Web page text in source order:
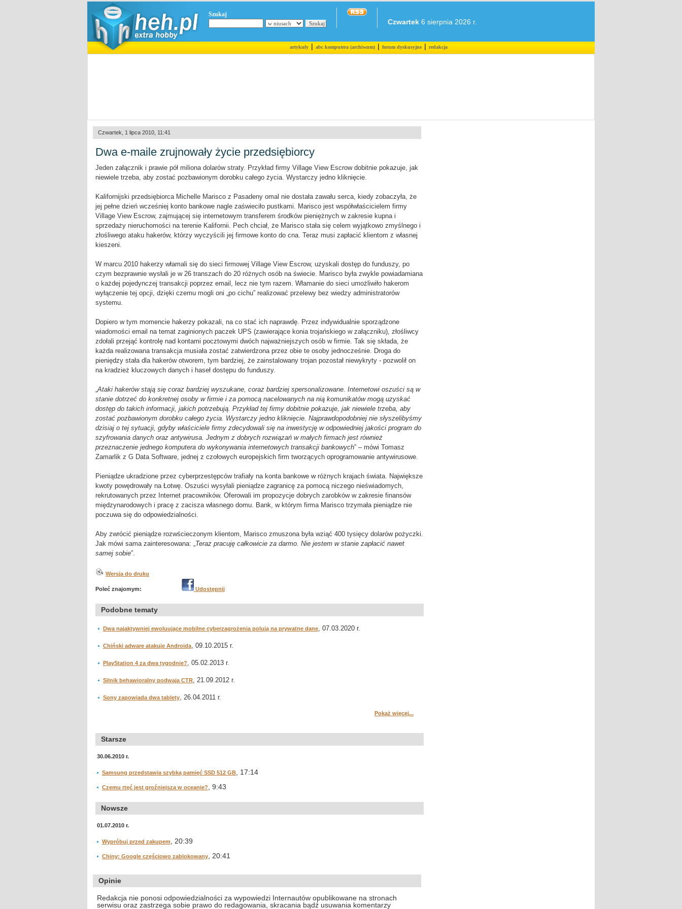
Szukaj
Czwartek 6 sierpnia 2026 r.
artykuły|abc komputera (archiwum)|forum dyskusyjne|redakcja
Czwartek, 1 lipca 2010, 11:41
Dwa e-maile zrujnowały życie przedsiębiorcy
Jeden załącznik i prawie pół miliona dolarów straty. Przykład firmy Village View Escrow dobitnie pokazuje, jak
niewiele trzeba, aby zostać pozbawionym dorobku całego życia. Wystarczy jedno kliknięcie.
Kalifornijski przedsiębiorca Michelle Marisco z Pasadeny omal nie dostała zawału serca, kiedy zobaczyła, że
jej pełne dzień wcześniej konto bankowe nagle zaświeciło pustkami. Marisco jest współwłaścicielem firmy
Village View Escrow, zajmującej się internetowym transferem środków pieniężnych w zakresie kupna i
sprzedaży nieruchomości na terenie Kalifornii. Pech chciał, że Marisco stała się celem wyjątkowo zmyślnego i
złośliwego ataku hakerów, którzy wyczyścili jej firmowe konto do cna. Teraz musi zapłacić klientom z własnej
kieszeni.
W marcu 2010 hakerzy włamali się do sieci firmowej Village View Escrow, uzyskali dostęp do funduszy, po
czym bezprawnie wysłali je w 26 transzach do 20 różnych osób na świecie. Marisco była zwykle powiadamiana
o każdej pojedynczej transakcji poprzez email, lecz nie tym razem. Włamanie do sieci umożliwiło hakerom
wyłączenie tej opcji, dzięki czemu mogli oni „po cichu” realizować przelewy bez wiedzy administratorów
systemu.
Dopiero w tym momencie hakerzy pokazali, na co stać ich naprawdę. Przez indywidualnie sporządzone
wiadomości email na temat zaginionych paczek UPS (zawierające konia trojańskiego w załączniku), złośliwcy
zdołali przejąć kontrolę nad kontami pocztowymi dwóch najważniejszych osób w firmie. Tak się składa, że
każda realizowana transakcja musiała zostać zatwierdzona przez obie te osoby jednocześnie. Droga do
pieniędzy stała dla hakerów otworem, tym bardziej, że zainstalowany trojan pozostał niewykryty - pozwolił on
na kradzież kluczowych danych i haseł dostępu do funduszy.
„Ataki hakerów stają się coraz bardziej wyszukane, coraz bardziej spersonalizowane. Internetowi oszuści są w
stanie dotrzeć do konkretnej osoby w firmie i za pomocą nacelowanych na nią komunikatów mogą uzyskać
dostęp do takich informacji, jakich potrzebują. Przykład tej firmy dobitnie pokazuje, jak niewiele trzeba, aby
zostać pozbawionym dorobku całego życia. Wystarczy jedno kliknięcie. Najprawdopodobniej nie słyszelibyśmy
dzisiaj o tej sytuacji, gdyby właściciele firmy zdecydowali się na inwestycję w odpowiedniej jakości program do
szyfrowania danych oraz antywirusa. Jednym z dobrych rozwiązań w małych firmach jest również
przeznaczenie jednego komputera do wykonywania internetowych transakcji bankowych” – mówi Tomasz
Zamarlik z G Data Software, jednej z czołowych europejskich firm tworzących oprogramowanie antywirusowe.
Pieniądze ukradzione przez cyberprzestępców trafiały na konta bankowe w różnych krajach świata. Największe
kwoty powędrowały na Łotwę. Oszuści wysyłali pieniądze zagranicę za pomocą niczego nieświadomych,
rekrutowanych przez Internet pracowników. Oferowali im propozycje dobrych zarobków w zakresie finansów
międzynarodowych i pracę z zacisza własnego domu. Bank, w którym firma Marisco trzymała pieniądze nie
poczuwa się do odpowiedzialności.
Aby zwrócić pieniądze rozwścieczonym klientom, Marisco zmuszona była wziąć 400 tysięcy dolarów pożyczki.
Jak mówi sama zainteresowana: „Teraz pracuję całkowicie za darmo. Nie jestem w stanie zapłacić nawet
samej sobie”.
Wersja do druku
Poleć znajomym: Udostępnij
Podobne tematy
Dwa najaktywniej ewoluujące mobilne cyberzagrożenia polują na prywatne dane, 07.03.2020 r.
Chiński adware atakuje Androida, 09.10.2015 r.
PlayStation 4 za dwa tygodnie?, 05.02.2013 r.
Silnik behawioralny podwaja CTR, 21.09.2012 r.
Sony zapowiada dwa tablety, 26.04.2011 r.
Pokaż więcej...
Starsze
30.06.2010 r.
Samsung przedstawia szybką pamięć SSD 512 GB , 17:14
Czemu rtęć jest groźniejsza w oceanie? , 9:43
Nowsze
01.07.2010 r.
Wypróbuj przed zakupem , 20:39
Chiny: Google częściowo zablokowany , 20:41
Opinie
Redakcja nie ponosi odpowiedzialności za wypowiedzi Internautów opublikowane na stronach
serwisu oraz zastrzega sobie prawo do redagowania, skracania bądź usuwania komentarzy